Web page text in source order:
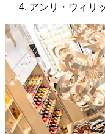
アンリ・ウィリ